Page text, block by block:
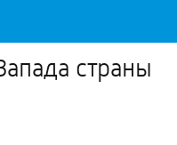
страны